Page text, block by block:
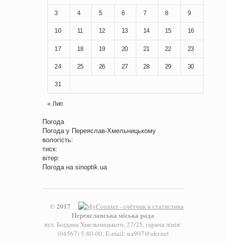
3 4 5 6 7 8 9
10 11 12 13 14 15 16
17 18 19 20 21 22 23
24 25 26 27 28 29 30
31
« Лип
Погода
Погода у Переяслав-Хмельницькому
вологість:
тиск:
вітер:
Погода на sinoptik.ua
© 2017
Переяславська міська рада
вул. Богдана Хмельницького, 27/25, гаряча лінія:
(04567) 5-80-00, E-mail: ua907@ukr.net